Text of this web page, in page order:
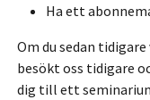
Ha ett
Om du sedan
besökt oss tidigare
dig till ett